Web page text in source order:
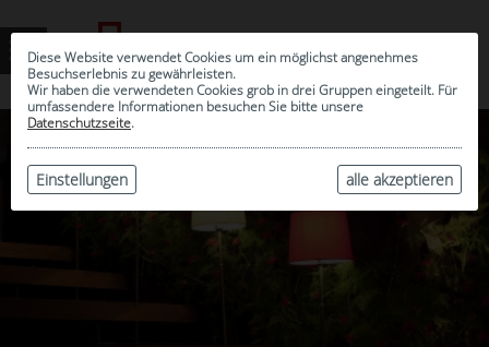
Diese Website verwendet Cookies um ein möglichst angenehmes
Besuchserlebnis zu gewährleisten.
Wir haben die verwendeten Cookies grob in drei Gruppen eingeteilt. Für
umfassendere Informationen besuchen Sie bitte unsere
Datenschutzseite.
alle akzeptieren
Einstellungen